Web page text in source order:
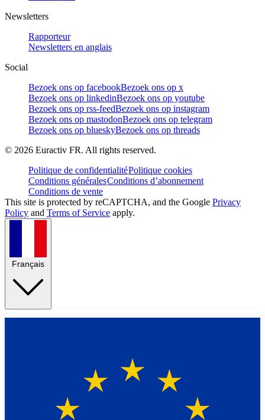
Newsletters
Rapporteur
Newsletters en anglais
Social
Bezoek ons op facebookBezoek ons op x
Bezoek ons op linkedinBezoek ons op youtube
Bezoek ons op rss-feedBezoek ons op instagram
Bezoek ons op mastodonBezoek ons op telegram
Bezoek ons op blueskyBezoek ons op threads
© 2026 Euractiv FR. All rights reserved.
Politique de confidentialitéPolitique cookies
Conditions généralesConditions d’abonnement
Conditions de vente
This site is protected by reCAPTCHA, and the Google Privacy
Policy and Terms of Service apply.
Français